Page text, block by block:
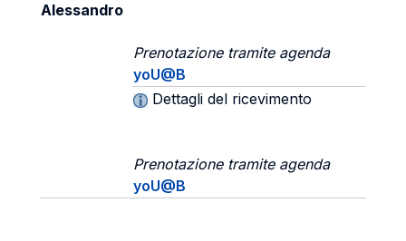
Alessandro
Prenotazione tramite agenda
yoU@B
Dettagli del ricevimento
Prenotazione tramite agenda
yoU@B